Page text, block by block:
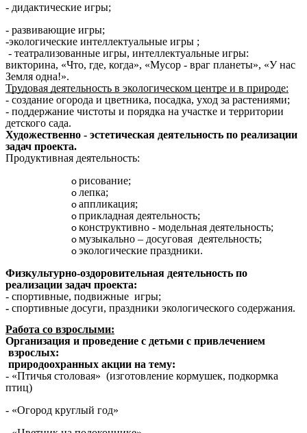
- дидактические игры;
- развивающие игры;
-экологические интеллектуальные игры ;
- театрализованные игры, интеллектуальные игры:
викторина, «Что, где, когда», «Мусор - враг планеты», «У нас
Земля одна!».
Трудовая деятельность в экологическом центре и в природе:
- создание огорода и цветника, посадка, уход за растениями;
- поддержание чистоты и порядка на участке и территории
детского сада.
Художественно - эстетическая деятельность по реализации
задач проекта.
Продуктивная деятельность:
рисование;
лепка;
аппликация;
прикладная деятельность;
конструктивно - модельная деятельность;
музыкально – досуговая деятельность;
экологические праздники.
Физкультурно-оздоровительная деятельность по
реализации задач проекта:
- спортивные, подвижные игры;
- спортивные досуги, праздники экологического содержания.
Работа со взрослыми:
Организация и проведение с детьми с привлечением
взрослых:
природоохранных акции на тему:
- «Птичья столовая» (изготовление кормушек, подкормка
птиц)
- «Огород круглый год»